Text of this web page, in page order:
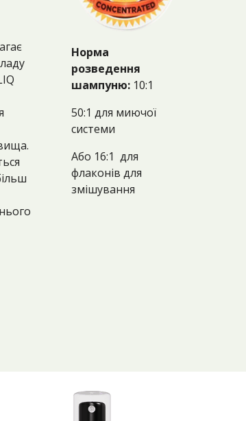
Норма
розведення
шампуню: 10:1
50:1 для миючої
системи
Або 16:1 для
флаконів для
змішування